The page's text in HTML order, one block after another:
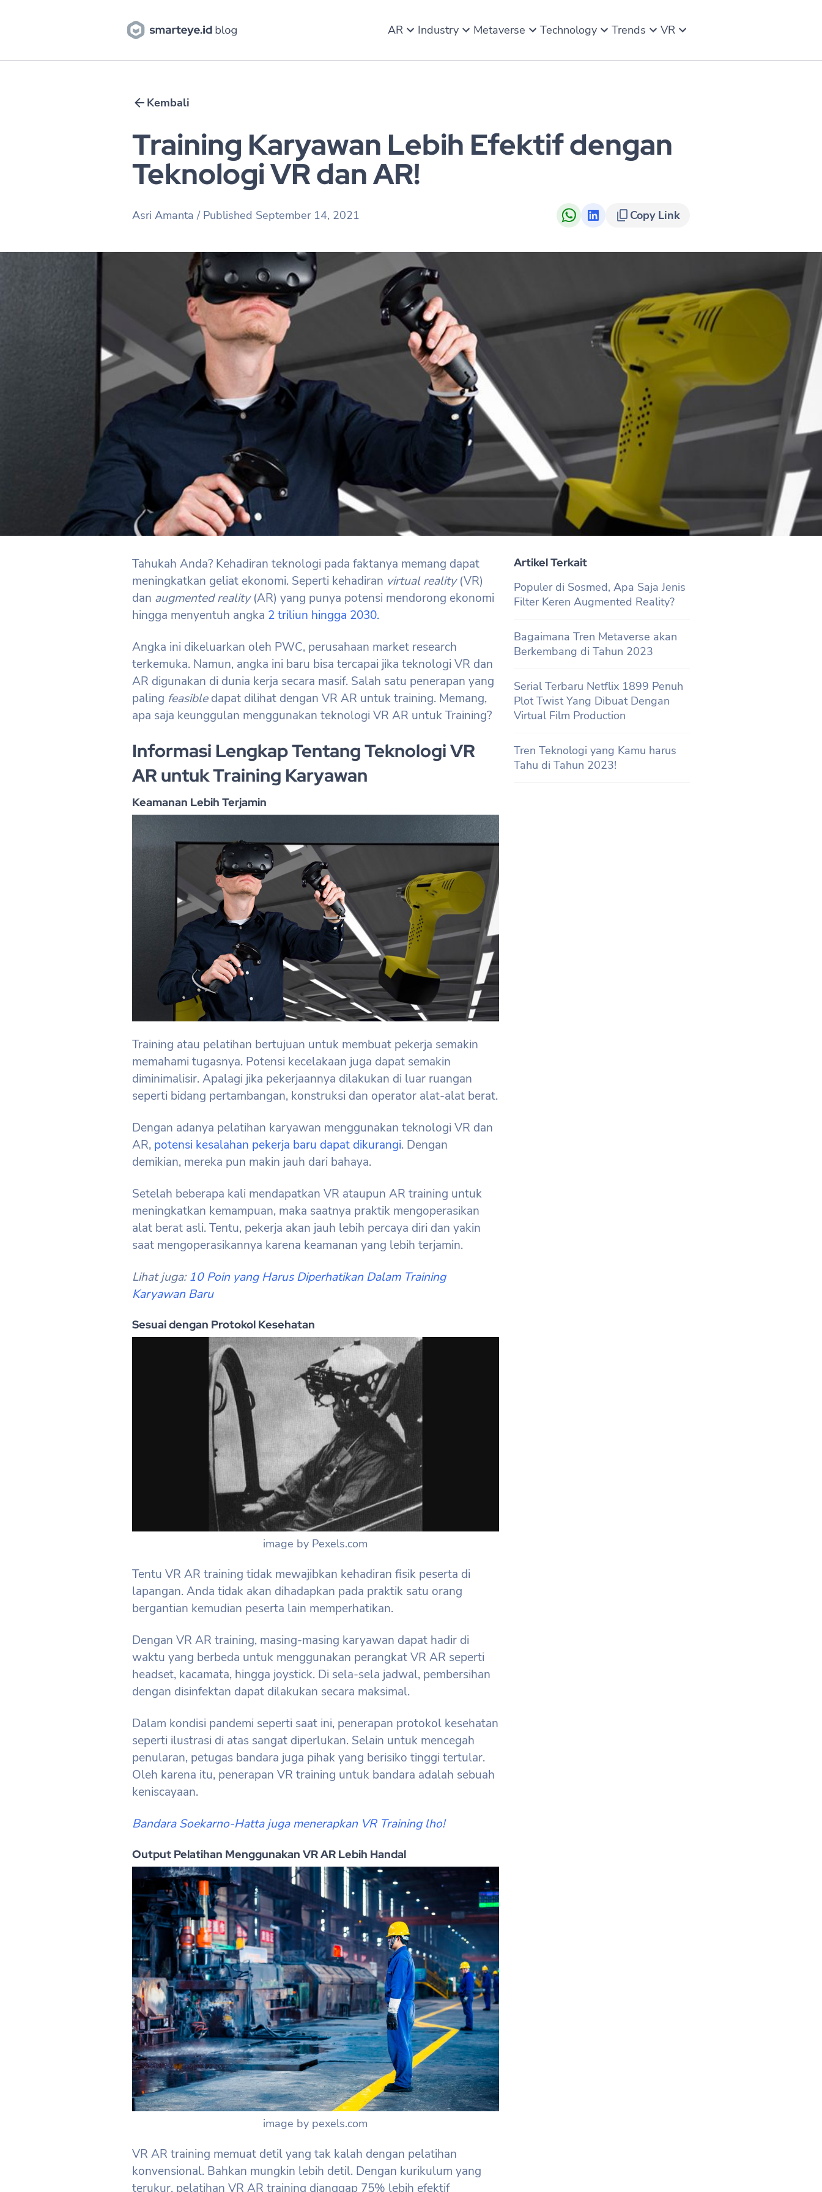
AR Industry Metaverse Technology Trends VR
Kembali
Training Karyawan Lebih Efektif dengan
Teknologi VR dan AR!
Asri Amanta / Published September 14, 2021 Copy Link
Tahukah Anda? Kehadiran teknologi pada faktanya memang dapat
meningkatkan geliat ekonomi. Seperti kehadiran virtual reality(VR)
dan augmented reality(AR) yang punya potensi mendorong ekonomi
hingga menyentuh angka 2 triliun hingga 2030.
Angka ini dikeluarkan oleh PWC, perusahaan market research
terkemuka. Namun, angka ini baru bisa tercapai jika teknologi VR dan
AR digunakan di dunia kerja secara masif. Salah satu penerapan yang
paling feasibledapat dilihat dengan VR AR untuk training. Memang,
apa saja keunggulan menggunakan teknologi VR AR untuk Training?
Informasi Lengkap Tentang Teknologi VR
AR untuk Training Karyawan
Keamanan Lebih Terjamin
Training atau pelatihan bertujuan untuk membuat pekerja semakin
memahami tugasnya. Potensi kecelakaan juga dapat semakin
diminimalisir. Apalagi jika pekerjaannya dilakukan di luar ruangan
seperti bidang pertambangan, konstruksi dan operator alat-alat berat.
Dengan adanya pelatihan karyawan menggunakan teknologi VR dan
AR, potensi kesalahan pekerja baru dapat dikurangi. Dengan
demikian, mereka pun makin jauh dari bahaya.
Setelah beberapa kali mendapatkan VR ataupun AR training untuk
meningkatkan kemampuan, maka saatnya praktik mengoperasikan
alat berat asli. Tentu, pekerja akan jauh lebih percaya diri dan yakin
saat mengoperasikannya karena keamanan yang lebih terjamin.
Lihat juga:10 Poin yang Harus Diperhatikan Dalam Training
Karyawan Baru
Sesuai dengan Protokol Kesehatan
image by Pexels.com
Tentu VR AR training tidak mewajibkan kehadiran fisik peserta di
lapangan. Anda tidak akan dihadapkan pada praktik satu orang
bergantian kemudian peserta lain memperhatikan.
Dengan VR AR training, masing-masing karyawan dapat hadir di
waktu yang berbeda untuk menggunakan perangkat VR AR seperti
headset, kacamata, hingga joystick. Di sela-sela jadwal, pembersihan
dengan disinfektan dapat dilakukan secara maksimal.
Dalam kondisi pandemi seperti saat ini, penerapan protokol kesehatan
seperti ilustrasi di atas sangat diperlukan. Selain untuk mencegah
penularan, petugas bandara juga pihak yang berisiko tinggi tertular.
Oleh karena itu, penerapan VR training untuk bandara adalah sebuah
keniscayaan.
Bandara Soekarno-Hatta juga menerapkan VR Training lho!
Output Pelatihan Menggunakan VR AR Lebih Handal
image by pexels.com
VR AR training memuat detil yang tak kalah dengan pelatihan
konvensional. Bahkan mungkin lebih detil. Dengan kurikulum yang
terukur, pelatihan VR AR training dianggap 75% lebih efektif
Artikel Terkait
Populer di Sosmed, Apa Saja Jenis
Filter Keren Augmented Reality?
Bagaimana Tren Metaverse akan
Berkembang di Tahun 2023
Serial Terbaru Netflix 1899 Penuh
Plot Twist Yang Dibuat Dengan
Virtual Film Production
Tren Teknologi yang Kamu harus
Tahu di Tahun 2023!